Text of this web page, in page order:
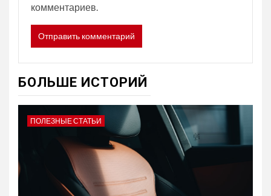
комментариев.
БОЛЬШЕ ИСТОРИЙ
ПОЛЕЗНЫЕ СТАТЬИ